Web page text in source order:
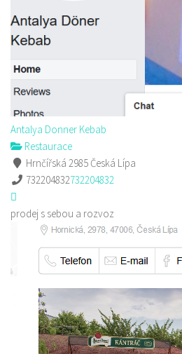
Antalya Donner Kebab
Restaurace
Hrnčířská 2985 Česká Lípa
732204832732204832
prodej s sebou a rozvoz